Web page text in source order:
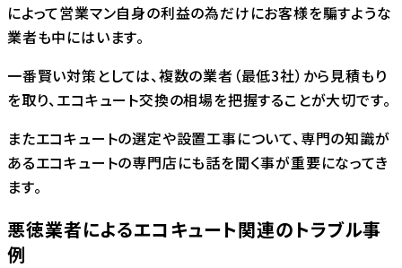
によって営業マン自身の利益の為だけにお客様を騙すような
業者も中にはいます。
一番賢い対策としては、複数の業者（最低3社）から見積もり
を取り、エコキュート交換の相場を把握することが大切です。
またエコキュートの選定や設置工事について、専門の知識が
あるエコキュートの専門店にも話を聞く事が重要になってき
ます。
悪徳業者によるエコキュート関連のトラブル事
例